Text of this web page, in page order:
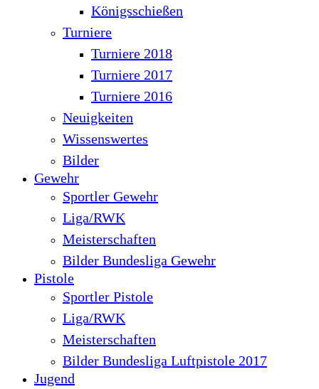
Königsschießen
Turniere
Turniere 2018
Turniere 2017
Turniere 2016
Neuigkeiten
Wissenswertes
Bilder
Gewehr
Sportler Gewehr
Liga/RWK
Meisterschaften
Bilder Bundesliga Gewehr
Pistole
Sportler Pistole
Liga/RWK
Meisterschaften
Bilder Bundesliga Luftpistole 2017
Jugend